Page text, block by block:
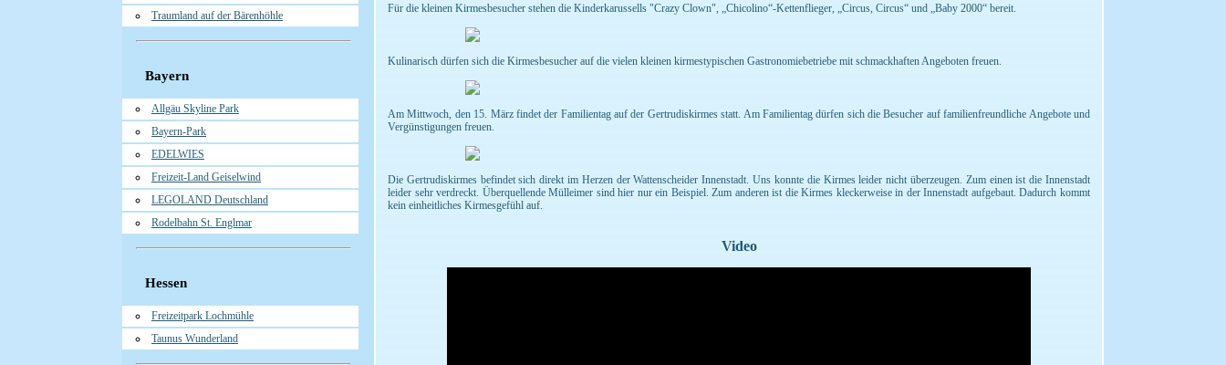
Traumland auf der Bärenhöhle
Bayern
Allgäu Skyline Park
Bayern-Park
EDELWIES
Freizeit-Land Geiselwind
LEGOLAND Deutschland
Rodelbahn St. Englmar
Hessen
Freizeitpark Lochmühle
Taunus Wunderland
Für die kleinen Kirmesbesucher stehen die Kinderkarussells "Crazy Clown", „Chicolino“-Kettenflieger, „Circus, Circus“ und „Baby 2000“ bereit.
Kulinarisch dürfen sich die Kirmesbesucher auf die vielen kleinen kirmestypischen Gastronomiebetriebe mit schmackhaften Angeboten freuen.
Am Mittwoch, den 15. März findet der Familientag auf der Gertrudiskirmes statt. Am Familientag dürfen sich die Besucher auf familienfreundliche Angebote und
Vergünstigungen freuen.
Die Gertrudiskirmes befindet sich direkt im Herzen der Wattenscheider Innenstadt. Uns konnte die Kirmes leider nicht überzeugen. Zum einen ist die Innenstadt
leider sehr verdreckt. Überquellende Mülleimer sind hier nur ein Beispiel. Zum anderen ist die Kirmes kleckerweise in der Innenstadt aufgebaut. Dadurch kommt
kein einheitliches Kirmesgefühl auf.
Video